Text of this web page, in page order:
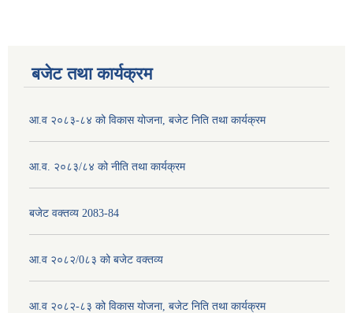
बजेट तथा कार्यक्रम
आ.व २०८३-८४ को विकास योजना, बजेट निति तथा कार्यक्रम
आ.व. २०८३/८४ को नीति तथा कार्यक्रम
बजेट वक्तव्य 2083-84
आ.व २०८२/0८३ को बजेट वक्तव्य
आ.व २०८२-८३ को विकास योजना, बजेट निति तथा कार्यक्रम